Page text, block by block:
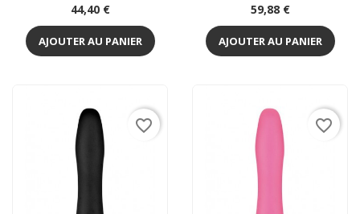
Prix
44,40 €
AJOUTER AU PANIER
Prix
59,88 €
AJOUTER AU PANIER
favorite_border favorite_border